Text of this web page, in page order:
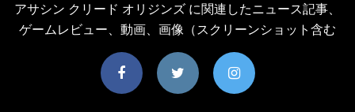
アサシン クリード オリジンズ に関連したニュース記事、
ゲームレビュー、動画、画像（スクリーンショット含む